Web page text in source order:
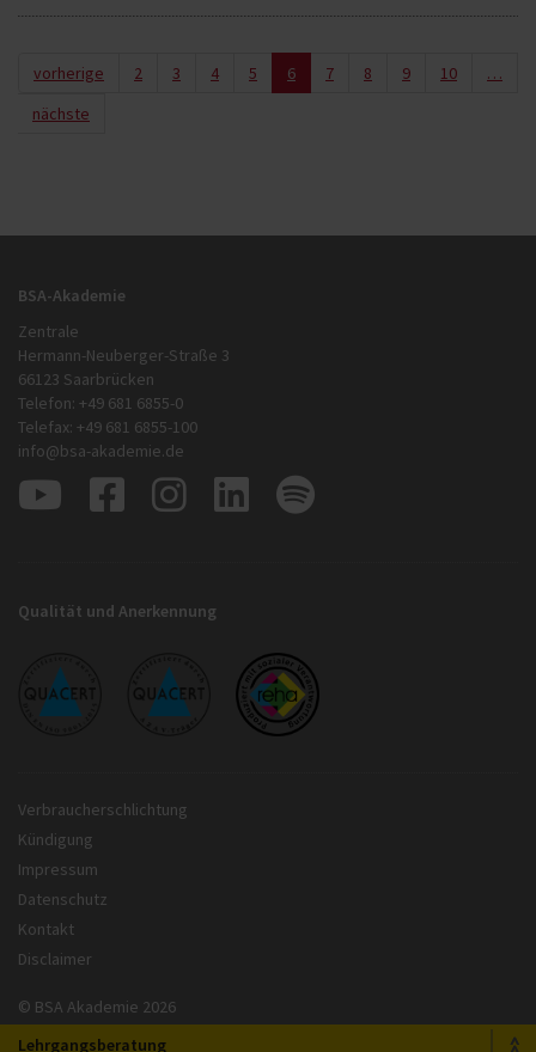
Lehrgangsberatung
vorherige 2 3 4 5 6 7 8 9 10
…
nächste
BSA-Akademie
Zentrale
Hermann-Neuberger-Straße 3
66123 Saarbrücken
Telefon: +49 681 6855-0
Telefax: +49 681 6855-100
info@bsa-akademie.de
Qualität und Anerkennung
Verbraucherschlichtung
Kündigung
Impressum
Datenschutz
Kontakt
Disclaimer
© BSA Akademie 2026